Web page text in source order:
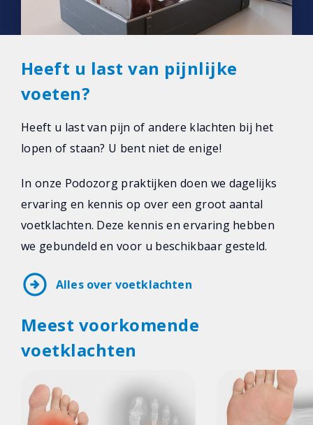
Heeft u last van pijnlijke
voeten?
Heeft u last van pijn of andere klachten bij het
lopen of staan? U bent niet de enige!
In onze Podozorg praktijken doen we dagelijks
ervaring en kennis op over een groot aantal
voetklachten. Deze kennis en ervaring hebben
we gebundeld en voor u beschikbaar gesteld.
arrow_circle_right Alles over voetklachten
Meest voorkomende
voetklachten